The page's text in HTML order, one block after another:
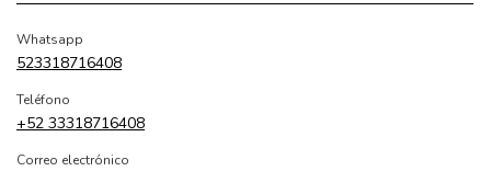
Whatsapp
523318716408
Teléfono
+52 33318716408
Correo electrónico